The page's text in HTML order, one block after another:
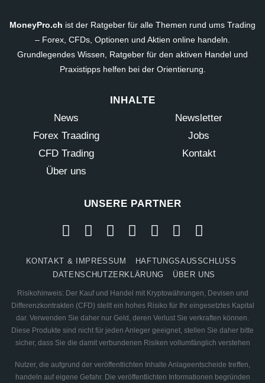
MoneyPro.ch ist der Ratgeber für alle Themen rund ums Trading
– Forex, CFDs, Optionen und Aktien online handeln.
Grundlegendes Wissen, Ratgeber für den aktiven Handel und
Praxistipps helfen bei der Orientierung.
INHALTE
News
Forex Traading
CFD Trading
Über uns
Newsletter
Jobs
Kontakt
UNSERE PARTNER
KONTAKT & IMPRESSUM
HAFTUNGSAUSSCHLUSS
DATENSCHUTZERKLÄRUNG
ÜBER UNS
Risikohinweis: Der Kauf und Handel mit Kryptowährungen, Devisen und
Differenzkontrakten (CFD) stellt ein hohes Risiko für Ihr eingesetztes Kapital
dar. Verwenden Sie daher nur Geld, deren Verlust Sie verkraften können.
Diese Produkte sind nicht für jeden Anleger geeignet, stellen Sie daher bitte
sicher, dass Sie die damit verbundenen Risiken vollumfänglich verstehen
Nutzer, die aufgrund der veröffentlichten Inhalte Anlageentscheide treffen,
handeln auf eigene Gefahr. Die veröffentlichten Informationen begründen